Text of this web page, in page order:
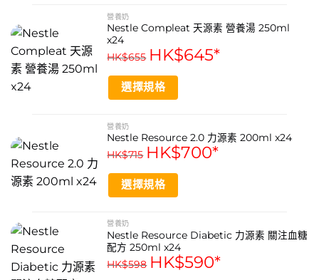
本品專為需要全面營養支持的人士設計，特別適合因疾病、
手術或食慾不振導致營養攝取不足者，且配方適合乳糖不耐
受人士，可用於管飼或口服補充。
產品是否含有麩質或乳糖？
根據產品資訊，雀巢愛素寶HN不含麩質，且其配方適合乳
愛素寶HN應該如何食用？
本品可用作口服營養補充，亦可適用於管飼餵養。具體使用
方式及劑量建議諮詢醫生或營養師。
每瓶愛素寶HN能提供多少能量？
產品能量密度為每毫升1千卡，每瓶250毫升共可提供約250
千卡的能量。
chosen
on
the
page
營養奶
Nestle Compleat 天源素 營養湯 250ml
x24
HK$655 HK$645*
選擇規格
product
has
multiple
The
options
be
chosen
營養奶
Nestle Resource 2.0 力源素 200ml x24
HK$715 HK$700*
選擇規格
product
has
multiple
variants.
營養奶
Nestle Resource Diabetic 力源素 關注血糖
配方 250ml x24
HK$598 HK$590*